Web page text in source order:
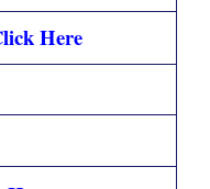
Here